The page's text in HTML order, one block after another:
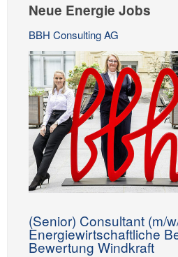
Neue Energie Jobs
BBH Consulting AG
(Senior) Consultant (m/
Energiewirtschaftliche
Bewertung Windkraft